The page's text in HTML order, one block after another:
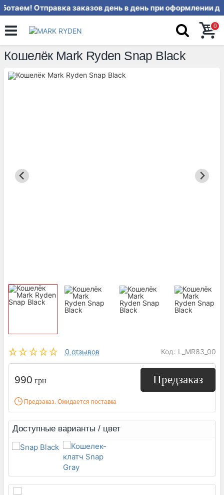
Отправка заказов день в
0
Кошелёк Mark Ryden Snap Black
0 отзывов Код: L_MR83_00
990 грн
Предзаказ. Ожидается поставка
Предзаказ
Доступные варианты / цвет